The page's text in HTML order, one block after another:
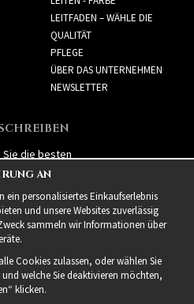
LEITFADEN – WÄHLE DIE
QUALITÄT
PFLEGE
ÜBER DAS UNTERNEHMEN
NEWSLETTER
Sie die besten
spannende
Produkte!
AN
ein personalisiertes Einkaufserlebnis
und unsere Websites zuverlässig
sammeln wir Informationen über
Cookies zulassen, oder wählen Sie
welche Sie deaktivieren möchten,
klicken.